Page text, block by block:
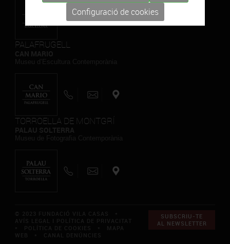
PALAFRUGELL
TORROELLA DE MONTGRÍ
SUBSCRIU-TE
AL NEWSLETTER
Configuració de cookies